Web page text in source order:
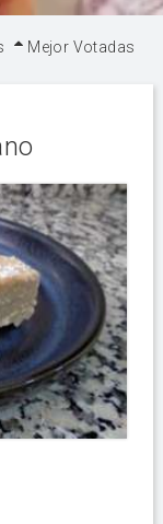
Mejor Votadas